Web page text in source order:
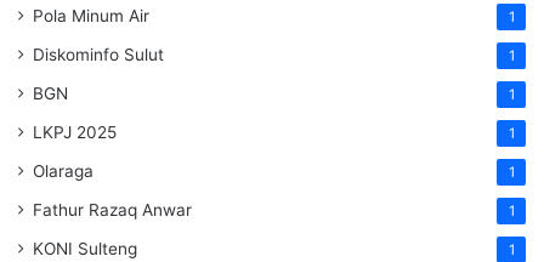
Pola Minum Air 1
Diskominfo Sulut 1
BGN 1
LKPJ 2025 1
Olaraga 1
Fathur Razaq Anwar 1
KONI Sulteng 1